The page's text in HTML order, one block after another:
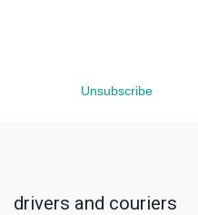
Unsubscribe
drivers and couriers